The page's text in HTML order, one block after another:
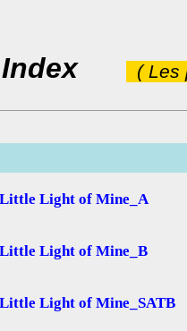
Index ( Les
Light of Mine_A
Light of Mine_B
Light of Mine_SATB